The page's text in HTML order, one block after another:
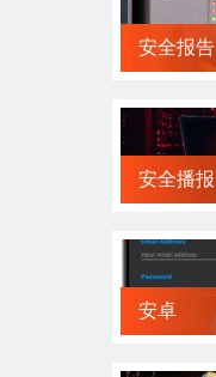
安全报告
安全播报
安卓